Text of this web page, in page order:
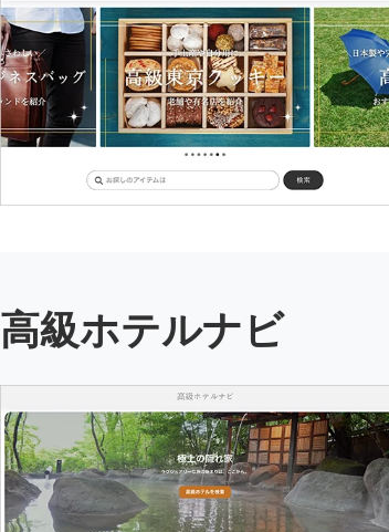
高級ホテルナビ